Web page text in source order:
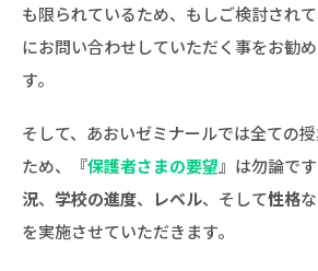
も限られているため、もしご検討され
にお問い合わせしていただく事をお勧
す。
そして、あおいゼミナールでは全ての
ため、『保護者さまの要望』は勿論です
況、 学校の進度、 レベル、そして性格
を実施させていただきます。